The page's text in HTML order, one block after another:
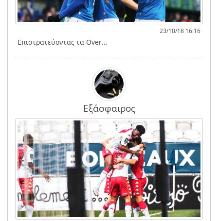
23/10/18 16:16
Επιστρατεύοντας τα Over…
Εξάσφαιρος